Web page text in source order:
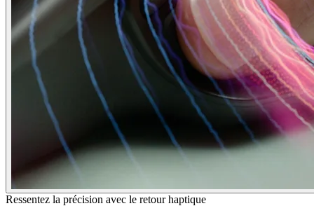
Ressentez la précision avec le retour haptique